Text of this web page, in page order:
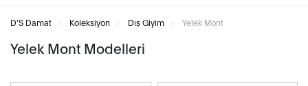
D'S Damat Koleksiyon Dış Giyim Yelek Mont
Yelek Mont Modelleri